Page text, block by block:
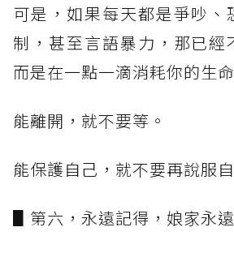
可是，如果每天都是爭吵、
制，甚至言語暴力，那已經
而是在一點一滴消耗你的生命
能離開，就不要等。
能保護自己，就不要再說服
▋第六，永遠記得，娘家永